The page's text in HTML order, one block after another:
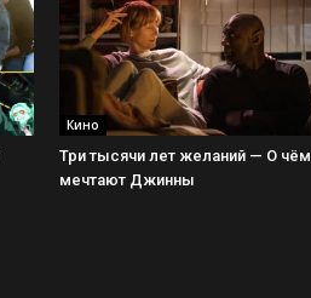
Кино
Три тысячи лет желаний — О чём
мечтают Джинны